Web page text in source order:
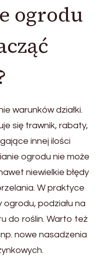
ogrodu
warunków działki.
się trawnik, rabaty,
innej ilości
ogrodu nie może
niewielkie błędy
W praktyce
podziału na
do roślin. Warto też
nowe nasadzenia